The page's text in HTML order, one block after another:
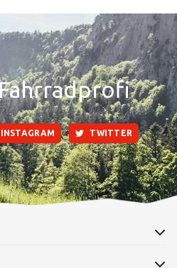
INSTAGRAM TWITTER